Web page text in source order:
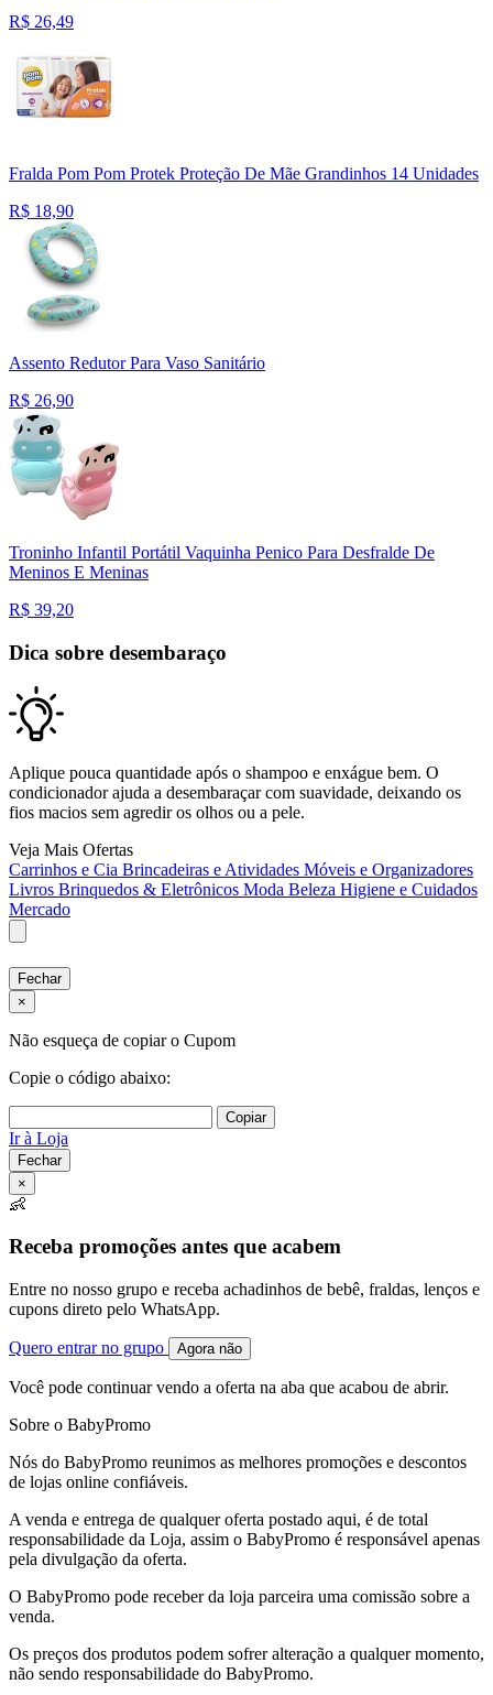
R$ 26,49
Fralda Pom Pom Protek Proteção De Mãe Grandinhos 14 Unidades
R$ 18,90
Assento Redutor Para Vaso Sanitário
R$ 26,90
Troninho Infantil Portátil Vaquinha Penico Para Desfralde De
Meninos E Meninas
R$ 39,20
Dica sobre desembaraço
Aplique pouca quantidade após o shampoo e enxágue bem. O
condicionador ajuda a desembaraçar com suavidade, deixando os
fios macios sem agredir os olhos ou a pele.
Veja Mais Ofertas
Carrinhos e Cia Brincadeiras e Atividades Móveis e Organizadores
Livros Brinquedos & Eletrônicos Moda Beleza Higiene e Cuidados
Mercado
Fechar
×
Não esqueça de copiar o Cupom
Copie o código abaixo:
Copiar
Ir à Loja
Fechar
×
👶
Receba promoções antes que acabem
Entre no nosso grupo e receba achadinhos de bebê, fraldas, lenços e
cupons direto pelo WhatsApp.
Quero entrar no grupo Agora não
Você pode continuar vendo a oferta na aba que acabou de abrir.
Sobre o BabyPromo
Nós do BabyPromo reunimos as melhores promoções e descontos
de lojas online confiáveis.
A venda e entrega de qualquer oferta postado aqui, é de total
responsabilidade da Loja, assim o BabyPromo é responsável apenas
pela divulgação da oferta.
O BabyPromo pode receber da loja parceira uma comissão sobre a
venda.
Os preços dos produtos podem sofrer alteração a qualquer momento,
não sendo responsabilidade do BabyPromo.